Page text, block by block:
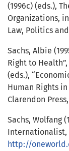
(1996c) (eds.),
Organizations,
Law, Politics
Sachs, Albie
Right to
(eds.),
Human Rights
Clarendon
Sachs, Wolfang
Internationalist,
http://